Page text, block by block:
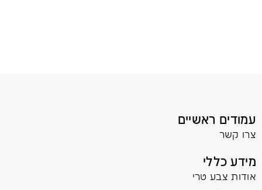
עמודים ראשיים
צרו קשר
מידע כללי
אודות צבע טרי